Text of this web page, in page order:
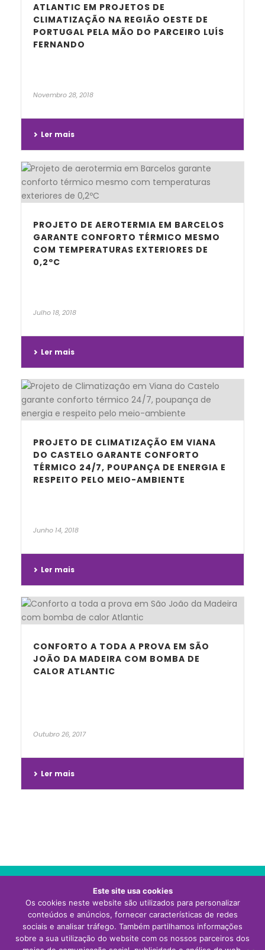
ATLANTIC EM PROJETOS DE
CLIMATIZAÇÃO NA REGIÃO OESTE DE
PORTUGAL PELA MÃO DO PARCEIRO LUÍS
FERNANDO
Novembro 28, 2018
Ler mais
PROJETO DE AEROTERMIA EM BARCELOS
GARANTE CONFORTO TÉRMICO MESMO
COM TEMPERATURAS EXTERIORES DE
0,2ºC
Julho 18, 2018
Ler mais
PROJETO DE CLIMATIZAÇÃO EM VIANA
DO CASTELO GARANTE CONFORTO
TÉRMICO 24/7, POUPANÇA DE ENERGIA E
RESPEITO PELO MEIO-AMBIENTE
Junho 14, 2018
Ler mais
CONFORTO A TODA A PROVA EM SÃO
JOÃO DA MADEIRA COM BOMBA DE
CALOR ATLANTIC
Outubro 26, 2017
Ler mais
Visite o site da Thermor Portugal
Este site usa cookies
Os cookies neste website são utilizados para personalizar
conteúdos e anúncios, fornecer características de redes
sociais e analisar tráfego. Também partilhamos informações
sobre a sua utilização do website com os nossos parceiros dos